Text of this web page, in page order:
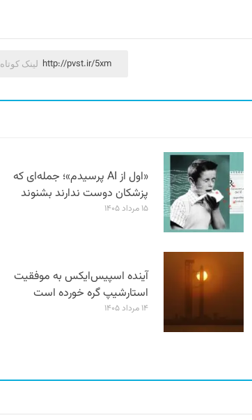
لینک کوتاه http://pvst.ir/5xm
«اول از AI پرسیدم»؛ جمله‌ای که
پزشکان دوست ندارند بشنوند
۱۵ مرداد ۱۴۰۵
آینده اسپیس‌ایکس به موفقیت
استارشیپ گره خورده است
۱۴ مرداد ۱۴۰۵